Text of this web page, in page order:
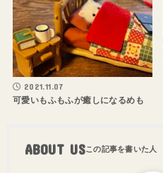
2021.11.07
可愛いもふもふが癒しになるめも
ABOUT US